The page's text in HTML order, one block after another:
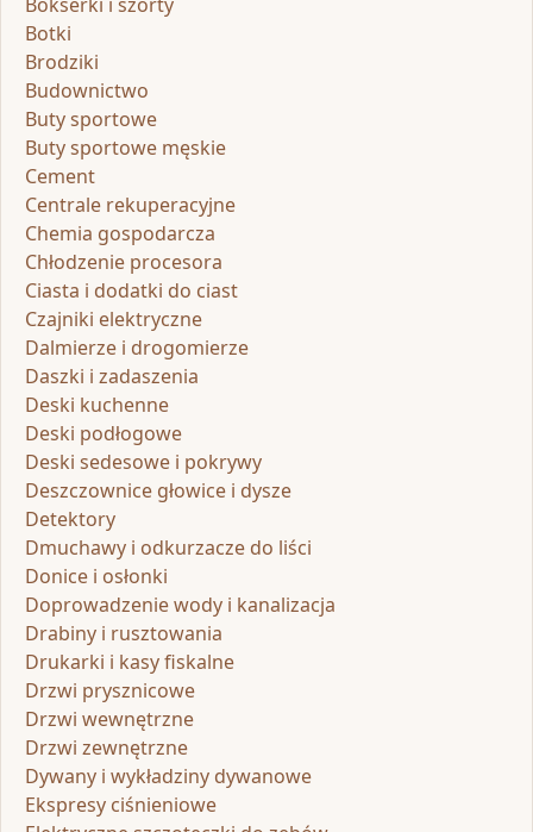
Botki
Brodziki
Budownictwo
Buty sportowe
Buty sportowe męskie
Cement
Centrale rekuperacyjne
Chemia gospodarcza
Chłodzenie procesora
Ciasta i dodatki do ciast
Czajniki elektryczne
Dalmierze i drogomierze
Daszki i zadaszenia
Deski kuchenne
Deski podłogowe
Deski sedesowe i pokrywy
Deszczownice głowice i dysze
Detektory
Dmuchawy i odkurzacze do liści
Donice i osłonki
Doprowadzenie wody i kanalizacja
Drabiny i rusztowania
Drukarki i kasy fiskalne
Drzwi prysznicowe
Drzwi wewnętrzne
Drzwi zewnętrzne
Dywany i wykładziny dywanowe
Ekspresy ciśnieniowe